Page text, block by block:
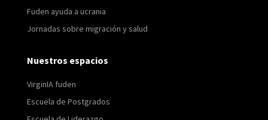
Fuden ayuda a ucrania
Jornadas sobre migración y salud
Nuestros espacios
VirginIA fuden
Escuela de Postgrados